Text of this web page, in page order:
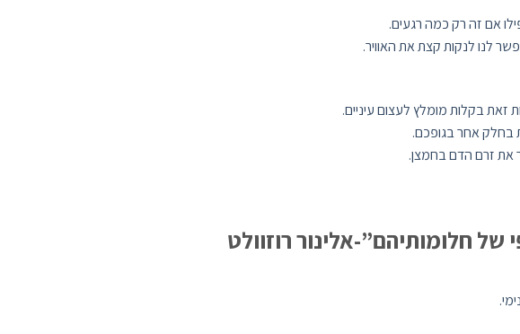
אם זה רק כמה רגעים.
לנו לנקות קצת את האוויר.
בקלות מומלץ לעצום עיניים.
בחלק אחר בגופכם.
את זרם הדם בחמצן.
חלומותיהם”-אלינור רוזוולט